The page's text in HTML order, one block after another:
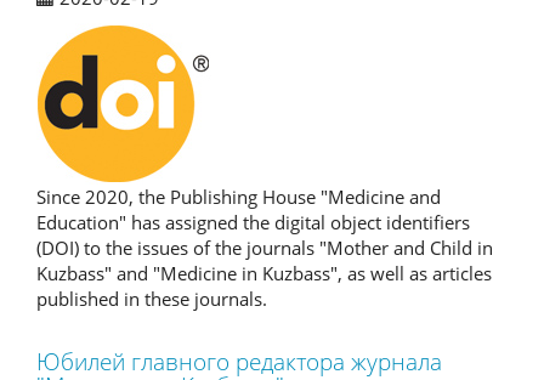
Since 2020, the Publishing House "Medicine and
Education" has assigned the digital object identifiers
(DOI) to the issues of the journals "Mother and Child in
Kuzbass" and "Medicine in Kuzbass", as well as articles
published in these journals.
Юбилей главного редактора журнала